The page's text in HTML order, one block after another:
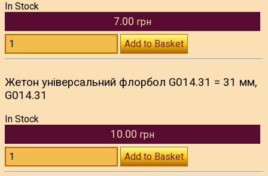
In Stock
7.00 грн
Add to Basket
Жетон універсальний флорбол G014.31 = 31 мм,
G014.31
In Stock
10.00 грн
Add to Basket